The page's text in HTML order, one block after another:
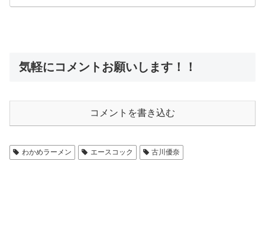
気軽にコメントお願いします！！
コメントを書き込む
わかめラーメン エースコック 古川優奈